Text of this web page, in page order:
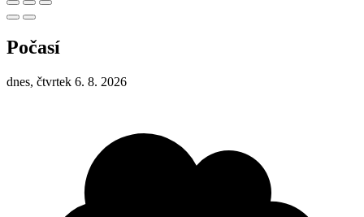
Počasí
dnes, čtvrtek 6. 8. 2026